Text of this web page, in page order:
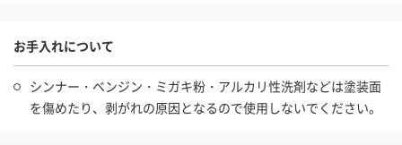
お手入れについて
シンナー・ベンジン・ミガキ粉・アルカリ性洗剤などは塗装面
を傷めたり、剥がれの原因となるので使用しないでください。